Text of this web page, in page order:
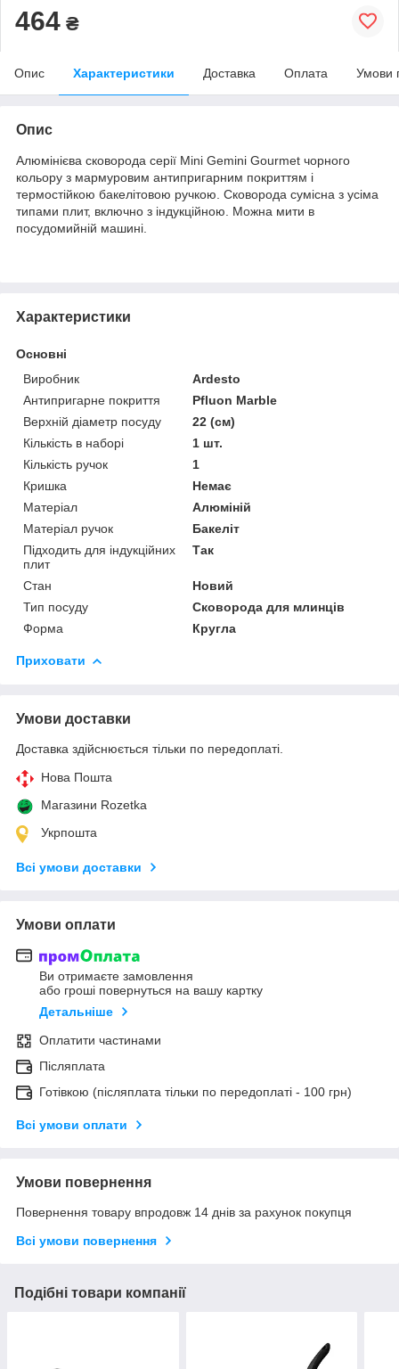
464 ₴
Опис Характеристики Доставка Оплата Умови
Опис
Алюмінієва сковорода серії Mini Gemini Gourmet чорного
кольору з мармуровим антипригарним покриттям і
термостійкою бакелітовою ручкою. Сковорода сумісна з усіма
типами плит, включно з індукційною. Можна мити в
посудомийній машині.
Характеристики
Основні
Виробник
Ardesto
Антипригарне покриття
Pfluon Marble
Верхній діаметр посуду
22 (см)
Кількість в наборі
1 шт.
Кількість ручок
1
Кришка
Немає
Матеріал
Алюміній
Матеріал ручок
Бакеліт
Підходить для індукційних
плит
Так
Стан
Новий
Тип посуду
Сковорода для млинців
Форма
Кругла
Приховати
Умови доставки
Доставка здійснюється тільки по передоплаті.
Нова Пошта
Магазини Rozetka
Укрпошта
Всі умови доставки
Умови оплати
Ви отримаєте замовлення
або гроші повернуться на вашу картку
Детальніше
Оплатити частинами
Післяплата
Готівкою (післяплата тільки по передоплаті - 100 грн)
Всі умови оплати
Умови повернення
Повернення товару впродовж 14 днів за рахунок покупця
Всі умови повернення
Подібні товари компанії